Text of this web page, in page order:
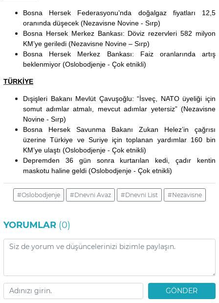
Bosna Hersek Federasyonu’nda doğalgaz fiyatları 12,5
oranında düşecek (Nezavisne Novine - Sırp)
Bosna Hersek Merkez Bankası: Döviz rezervleri 582 milyon
KM’ye geriledi (Nezavisne Novine – Sırp)
Bosna Hersek Merkez Bankası: Faiz oranlarında artış
beklenmiyor (Oslobodjenje - Çok etnikli)
TÜRKİYE
Dışişleri Bakanı Mevlüt Çavuşoğlu: “İsveç, NATO üyeliği için
somut adımlar atmalı, mevcut adımlar yetersiz” (Nezavisne
Novine - Sırp)
Bosna Hersek Savunma Bakanı Zukan Helez’in çağrısı
üzerine Türkiye ve Suriye için toplanan yardımlar 160 bin
KM’ye ulaştı (Oslobodjenje - Çok etnikli)
Depremden 36 gün sonra kurtarılan kedi, çadır kentin
maskotu haline geldi (Oslobodjenje - Çok etnikli)
#Oslobodjenje #Dnevni Avaz #Dnevni List #Nezavisne
YORUMLAR (0)
GÖNDER